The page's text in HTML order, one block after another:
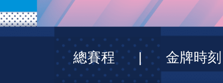
VIP會員 CCTV奧林匹克頻道
財經 教育 鄉村振興 生態環境
大國智造 大國展會 大國保險